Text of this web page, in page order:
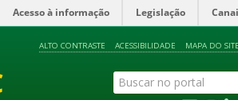
Acesso à informação Legislação
ALTO CONTRASTE ACESSIBILIDADE MAPA DO SITE